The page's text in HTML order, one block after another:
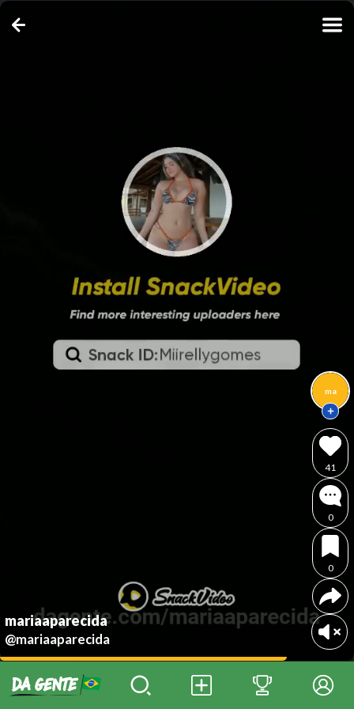
mariaaparecida
@mariaaparecida
ma
41
0
0